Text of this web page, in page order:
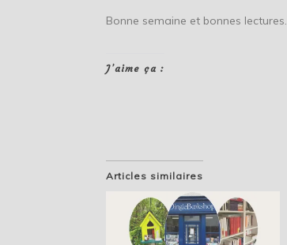
Bonne semaine et bonnes lectures.
J’aime ça :
Articles similaires